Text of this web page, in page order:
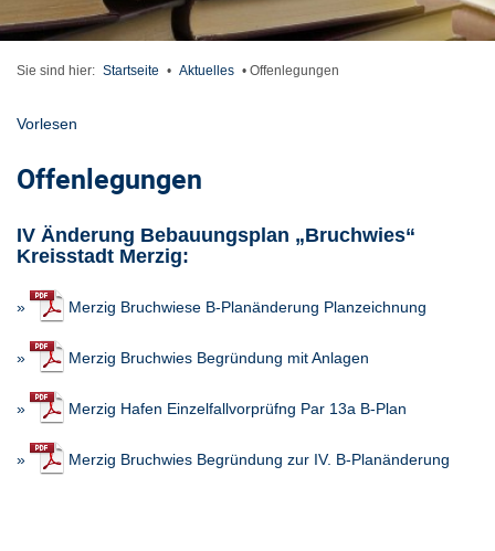
Sie sind hier: Startseite • Aktuelles • Offenlegungen
Vorlesen
Offenlegungen
IV Änderung Bebauungsplan „Bruchwies“
Kreisstadt Merzig:
» Merzig Bruchwiese B-Planänderung Planzeichnung
» Merzig Bruchwies Begründung mit Anlagen
» Merzig Hafen Einzelfallvorprüfng Par 13a B-Plan
» Merzig Bruchwies Begründung zur IV. B-Planänderung